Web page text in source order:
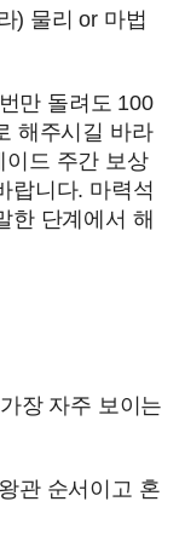
) 물리 or 마법
만 돌려도 100
해주시길 바라
이드 주간 보상
랍니다. 마력석
한 단계에서 해
장 자주 보이는
관 순서이고 혼